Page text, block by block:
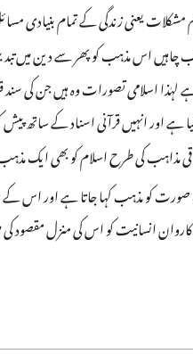
یعنی زندگی کے تمام بنیادی
اس مذہب کو پھر سے دین میں
لہٰذا اسلامی تصورات وہ ہیں جن کی
اور انہیں قرآنی اسناد کے ساتھ
مذاہب کی طرح اسلام کو بھی ایک
کو مذہب کہا جاتا ہے اور اس کے
کاروان انسانیت کو اس کی منزل